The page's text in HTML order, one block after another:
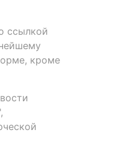
ссылкой
кроме